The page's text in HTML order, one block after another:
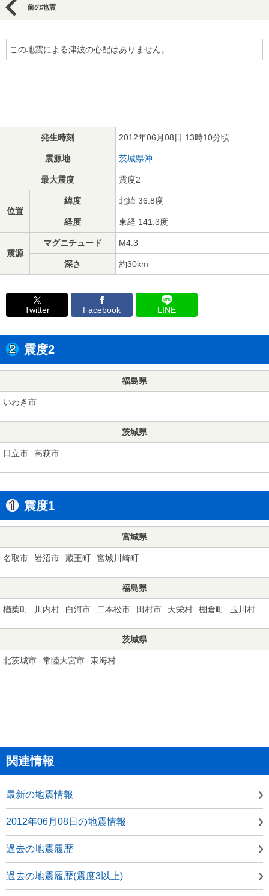
前の地震
この地震による津波の心配はありません。
発生時刻 2012年06月08日 13時10分頃
震源地 茨城県沖
最大震度 震度2
位置
緯度 北緯 36.8度
経度 東経 141.3度
震源
マグニチュード M4.3
深さ 約30km
Twitter Facebook LINE
震度2
福島県
いわき市
茨城県
日立市 高萩市
震度1
宮城県
名取市 岩沼市 蔵王町 宮城川崎町
福島県
楢葉町 川内村 白河市 二本松市 田村市 天栄村 棚倉町 玉川村
茨城県
北茨城市 常陸大宮市 東海村
関連情報
最新の地震情報
2012年06月08日の地震情報
過去の地震履歴
過去の地震履歴(震度3以上)